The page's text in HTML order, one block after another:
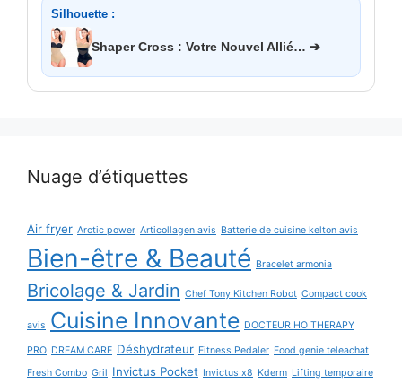
Silhouette :
Shaper Cross : Votre Nouvel Allié… ➔
Nuage d’étiquettes
Air fryer Arctic power Articollagen avis Batterie de cuisine kelton avis
Bien-être & Beauté Bracelet armonia
Bricolage & Jardin Chef Tony Kitchen Robot Compact cook
avis Cuisine Innovante DOCTEUR HO THERAPY
PRO DREAM CARE Déshydrateur Fitness Pedaler Food genie teleachat
Fresh Combo Gril Invictus Pocket Invictus x8 Kderm Lifting temporaire